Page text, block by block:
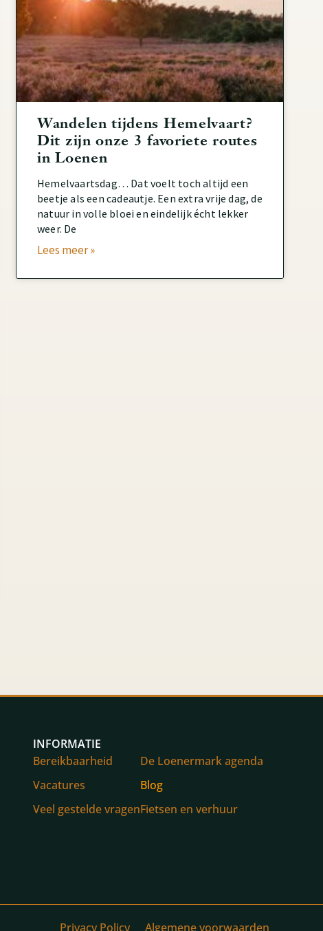
Wandelen tijdens Hemelvaart?
Dit zijn onze 3 favoriete routes
in Loenen
Hemelvaartsdag… Dat voelt toch altijd een
beetje als een cadeautje. Een extra vrije dag, de
natuur in volle bloei en eindelijk écht lekker
weer. De
Lees meer »
INFORMATIE
Bereikbaarheid
Vacatures
Veel gestelde vragen
De Loenermark agenda
Blog
Fietsen en verhuur
Privacy Policy Algemene voorwaarden